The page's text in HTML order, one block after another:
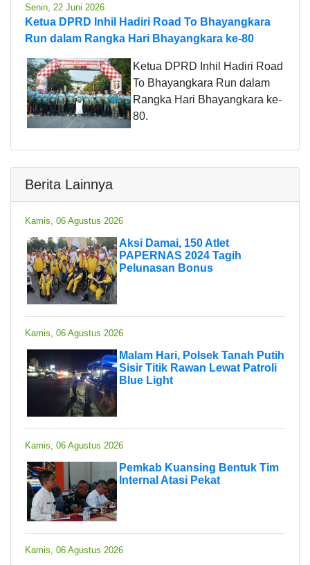
Senin, 22 Juni 2026
Ketua DPRD Inhil Hadiri Road To Bhayangkara
Run dalam Rangka Hari Bhayangkara ke-80
Ketua DPRD Inhil Hadiri Road
To Bhayangkara Run dalam
Rangka Hari Bhayangkara ke-
80.
Berita Lainnya
Kamis, 06 Agustus 2026
Aksi Damai, 150 Atlet
PAPERNAS 2024 Tagih
Pelunasan Bonus
Kamis, 06 Agustus 2026
Malam Hari, Polsek Tanah Putih
Sisir Titik Rawan Lewat Patroli
Blue Light
Kamis, 06 Agustus 2026
Pemkab Kuansing Bentuk Tim
Internal Atasi Pekat
Kamis, 06 Agustus 2026